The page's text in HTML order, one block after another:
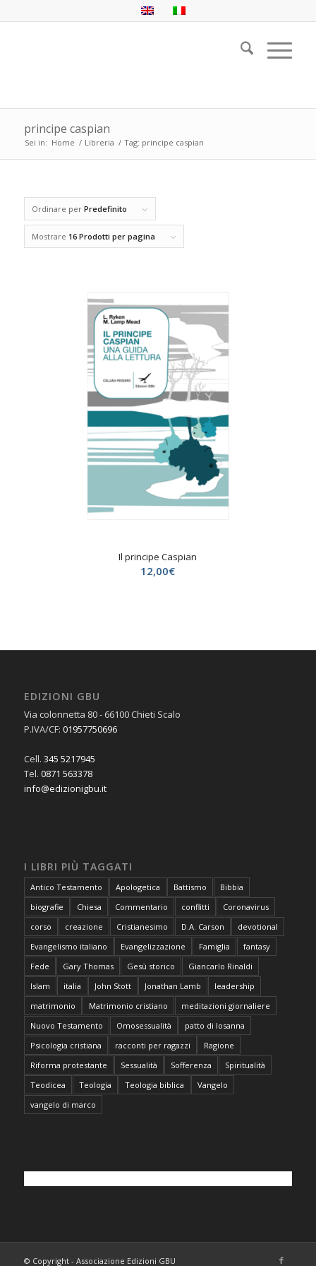
principe caspian
Sei in: Home / Libreria / Tag: principe caspian
Ordinare per Predefinito
Mostrare 16 Prodotti per pagina
Il principe Caspian
12,00€
EDIZIONI GBU
Via colonnetta 80 - 66100 Chieti Scalo
P.IVA/CF: 01957750696
Cell. 345 5217945
Tel. 0871 563378
info@edizionigbu.it
I LIBRI PIÙ TAGGATI
Antico Testamento Apologetica Battismo
Bibbia
biografie
Chiesa Commentario conflitti
Coronavirus
corso
creazione Cristianesimo D.A. Carson
devotional
Evangelismo italiano
Evangelizzazione Famiglia
fantasy
Fede
Gary Thomas Gesù storico
Giancarlo Rinaldi
Islam
italia John Stott Jonathan Lamb
leadership
matrimonio
Matrimonio cristiano
meditazioni giornaliere
Nuovo Testamento
Omosessualità
patto di losanna
Psicologia cristiana
racconti per ragazzi
Ragione
Riforma protestante
Sessualità Sofferenza
Spiritualità
Teodicea
Teologia Teologia biblica
Vangelo
vangelo di marco
© Copyright - Associazione Edizioni GBU